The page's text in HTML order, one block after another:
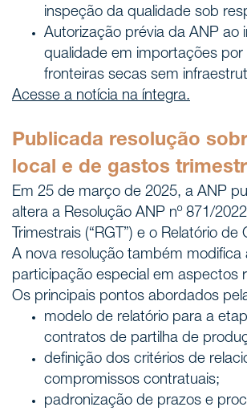
inspeção da qualidade sob
Autorização prévia da ANP
qualidade em importações
fronteiras secas sem
Acesse a notícia na íntegra.
Publicada resolução
local e de gastos
Em 25 de março de 2025, a ANP
altera a Resolução ANP nº 871/
Trimestrais (“RGT”) e o Relatório de
A nova resolução também modifica
participação especial em aspectos
Os principais pontos abordados
modelo de relatório para a
contratos de partilha de
definição dos critérios de
compromissos contratuais;
padronização de prazos e